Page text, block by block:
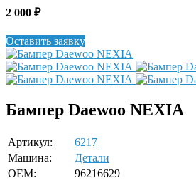
2 000 ₽
Оставить заявку
Бампер Daewoo NEXIA
Артикул:
6217
Машина:
Детали
OEM:
96216629